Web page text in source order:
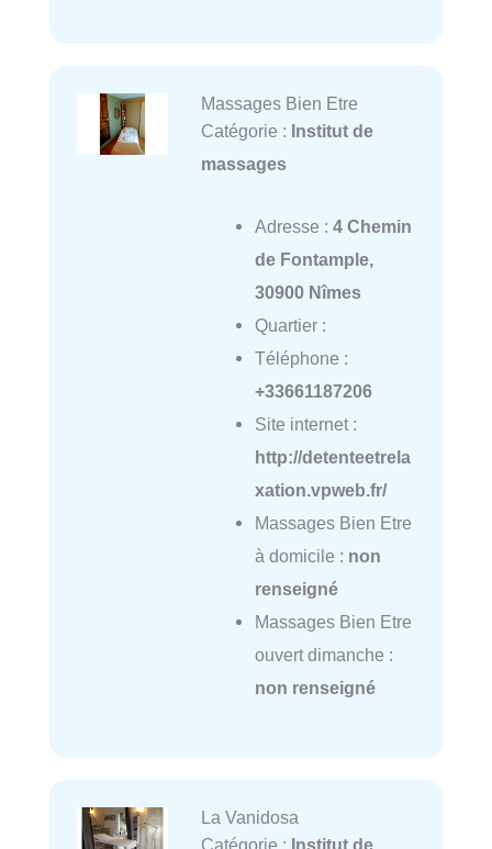
Massages Bien Etre
Catégorie : Institut de
massages
Adresse : 4 Chemin
de Fontample,
30900 Nîmes
Quartier :
Téléphone :
+33661187206
Site internet :
http://detenteetrela
xation.vpweb.fr/
Massages Bien Etre
à domicile : non
renseigné
Massages Bien Etre
ouvert dimanche :
non renseigné
La Vanidosa
Catégorie : Institut de